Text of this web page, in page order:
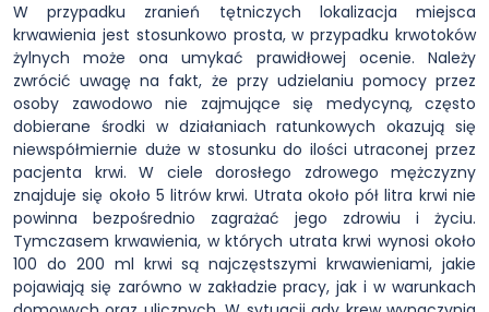
W przypadku zranień tętniczych lokalizacja miejsca
krwawienia jest stosunkowo prosta, w przypadku krwotoków
żylnych może ona umykać prawidłowej ocenie. Należy
zwrócić uwagę na fakt, że przy udzielaniu pomocy przez
osoby zawodowo nie zajmujące się medycyną, często
dobierane środki w działaniach ratunkowych okazują się
niewspółmiernie duże w stosunku do ilości utraconej przez
pacjenta krwi. W ciele dorosłego zdrowego mężczyzny
znajduje się około 5 litrów krwi. Utrata około pół litra krwi nie
powinna bezpośrednio zagrażać jego zdrowiu i życiu.
Tymczasem krwawienia, w których utrata krwi wynosi około
100 do 200 ml krwi są najczęstszymi krwawieniami, jakie
pojawiają się zarówno w zakładzie pracy, jak i w warunkach